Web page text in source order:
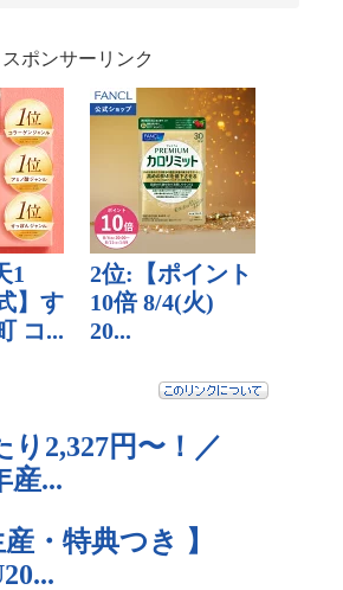
スポンサーリンク